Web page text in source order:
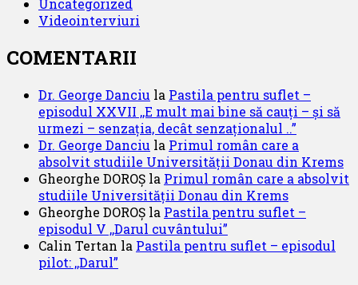
Uncategorized
Videointerviuri
COMENTARII
Dr. George Danciu la Pastila pentru suflet –
episodul XXVII ,,E mult mai bine să cauți – și să
urmezi – senzația, decât senzaționalul ..”
Dr. George Danciu la Primul român care a
absolvit studiile Universității Donau din Krems
Gheorghe DOROȘ la Primul român care a absolvit
studiile Universității Donau din Krems
Gheorghe DOROȘ la Pastila pentru suflet –
episodul V ,,Darul cuvântului”
Calin Tertan la Pastila pentru suflet – episodul
pilot: ,,Darul”